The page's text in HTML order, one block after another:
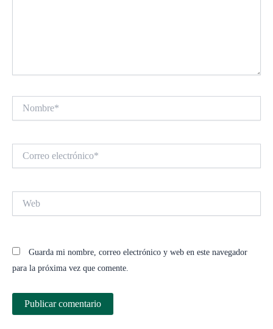
electrónico*
Guarda mi nombre, correo electrónico y web en este navegador
para la próxima vez que comente.